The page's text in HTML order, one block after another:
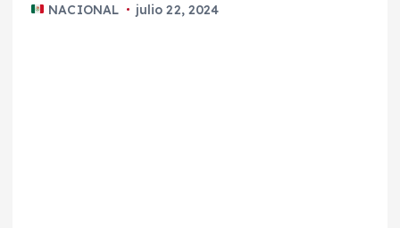
NACIONAL julio 22, 2024